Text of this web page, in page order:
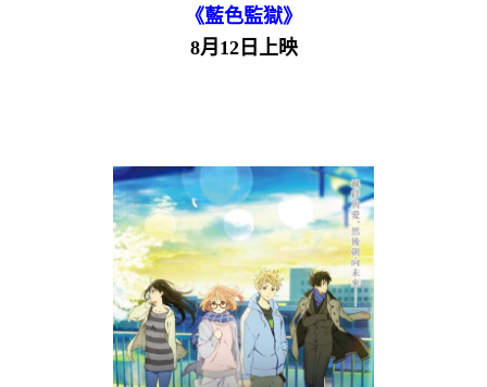
《藍色監獄》
8月12日上映